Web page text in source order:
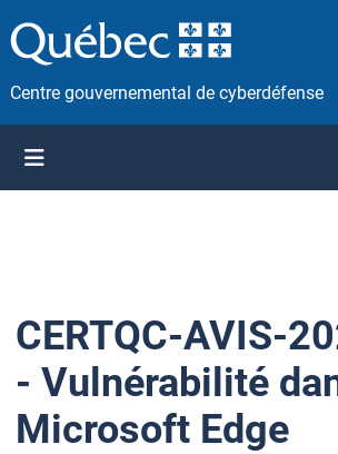
a
s
e
u
Centre gouvernemental de cyberdéfense
CERTQC-AVIS-
- Vulnérabilité
Microsoft Edge